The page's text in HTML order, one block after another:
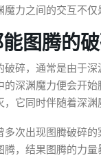
魔力之间的交互不
图腾的
破碎，通常是由于
的深渊魔力便会开
，它同时伴随着深渊
多次出现图腾破碎
腾，结果图腾的力